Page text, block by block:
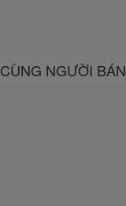
CÙNG NGƯỜI BÁN